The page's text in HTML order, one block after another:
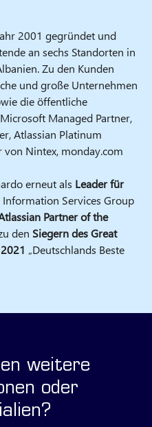
2001 gegründet und
an sechs Standorten in
Zu den Kunden
und große Unternehmen
die öffentliche
Managed Partner,
Atlassian Platinum
von Nintex, monday.com
erneut als Leaderfür
Services Group
Partner of the
den Siegern des Great
„Deutschlands Beste
weitere
oder